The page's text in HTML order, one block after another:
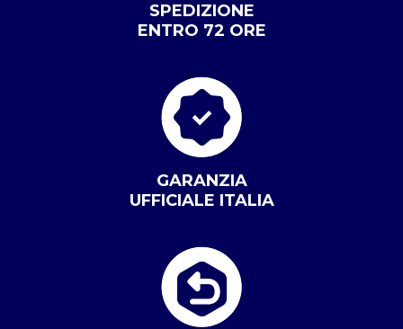
SPEDIZIONE
ENTRO 72 ORE
GARANZIA
UFFICIALE ITALIA